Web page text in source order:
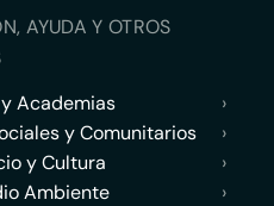
AYUDA Y OTROS
Academias
›
y Comunitarios
›
y Cultura
›
Ambiente
›